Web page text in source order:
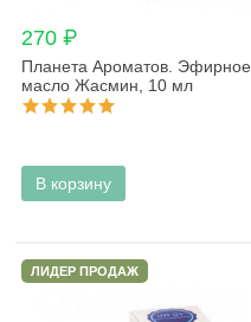
270 ₽
Планета Ароматов. Эфирное
масло Жасмин, 10 мл
В корзину
ЛИДЕР ПРОДАЖ